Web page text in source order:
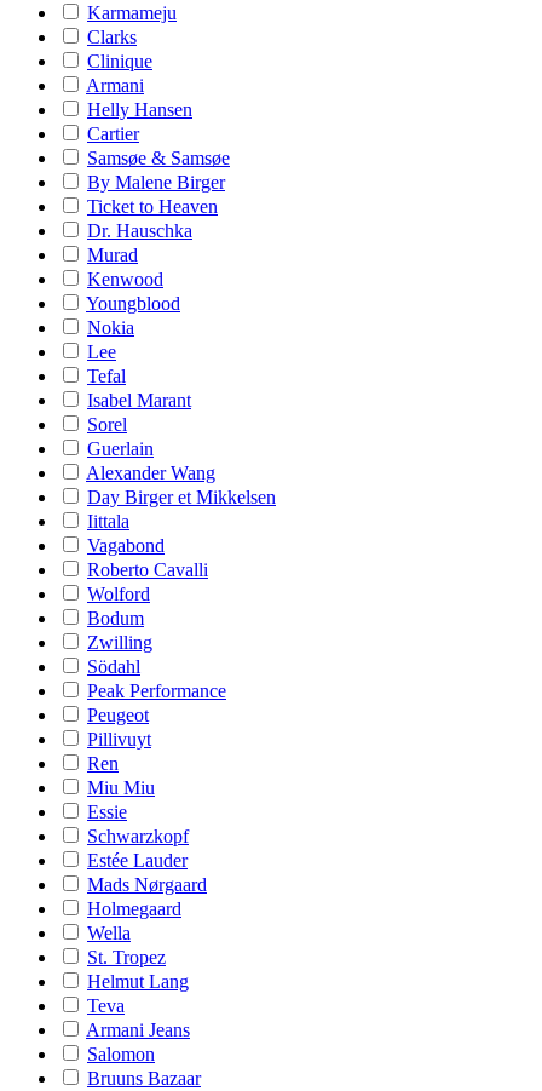
Karmameju
Clarks
Clinique
Armani
Helly Hansen
Cartier
Samsøe & Samsøe
By Malene Birger
Ticket to Heaven
Dr. Hauschka
Murad
Kenwood
Youngblood
Nokia
Lee
Tefal
Isabel Marant
Sorel
Guerlain
Alexander Wang
Day Birger et Mikkelsen
Iittala
Vagabond
Roberto Cavalli
Wolford
Bodum
Zwilling
Södahl
Peak Performance
Peugeot
Pillivuyt
Ren
Miu Miu
Essie
Schwarzkopf
Estée Lauder
Mads Nørgaard
Holmegaard
Wella
St. Tropez
Helmut Lang
Teva
Armani Jeans
Salomon
Bruuns Bazaar